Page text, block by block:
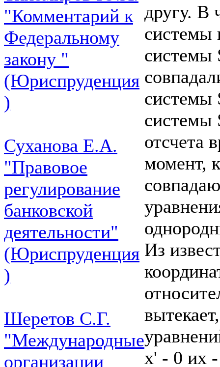
"Комментарий к
Федеральному
закону "
(Юриспруденция
)
Суханова Е.А.
"Правовое
регулирование
банковской
деятельности"
(Юриспруденция
)
Шеретов С.Г.
"Международные
организации
другу. В
системы
системы
системы
системы
отсчета
момент,
Из
х' - 0 их